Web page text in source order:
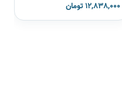
12,838,000 تومان